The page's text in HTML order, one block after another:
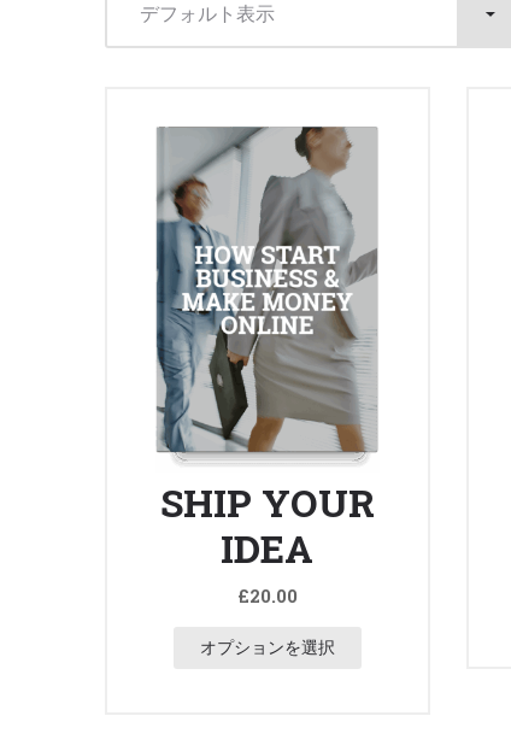
デフォルト表示
SHIP YOUR
IDEA
£20.00
オプションを選択